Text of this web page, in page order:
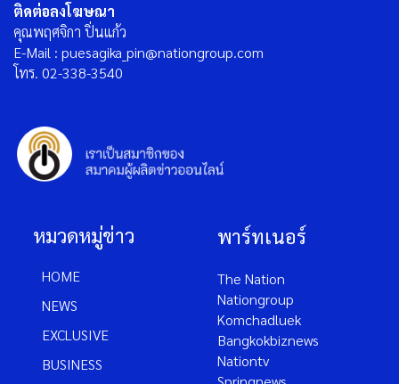
ติดต่อลงโฆษณา
คุณพฤศจิกา ปิ่นแก้ว
E-Mail : puesagika_pin@nationgroup.com
โทร. 02-338-3540
หมวดหมู่ข่าว
HOME
NEWS
EXCLUSIVE
BUSINESS
พาร์ทเนอร์
The Nation
Nationgroup
Komchadluek
Bangkokbiznews
Nationtv